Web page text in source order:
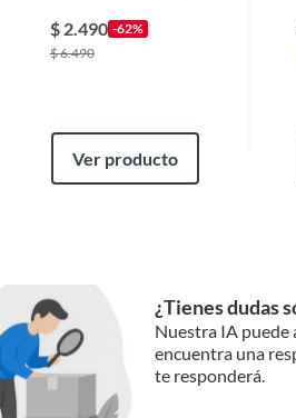
$ 2.490 -62%
$6.490
Ver producto
¿Tienes dudas
Nuestra IA puede
encuentra una
te responderá.